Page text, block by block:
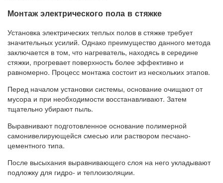
Монтаж электрического пола в стяжке
Установка электрических теплых полов в стяжке требует
значительных усилий. Однако преимущество данного метода
заключается в том, что нагреватель, находясь в середине
стяжки, прогревает поверхность более эффективно и
равномерно. Процесс монтажа состоит из нескольких этапов.
Перед началом установки системы, основание очищают от
мусора и при необходимости восстанавливают. Затем
тщательно убирают пыль.
Выравнивают подготовленное основание полимерной
самонивелирующейся смесью или раствором песчано-
цементного типа.
После высыхания выравнивающего слоя на него укладывают
подложку для гидро- и теплоизоляции.